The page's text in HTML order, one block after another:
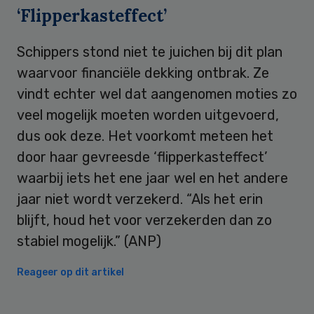
‘Flipperkasteffect’
Schippers stond niet te juichen bij dit plan
waarvoor financiële dekking ontbrak. Ze
vindt echter wel dat aangenomen moties zo
veel mogelijk moeten worden uitgevoerd,
dus ook deze. Het voorkomt meteen het
door haar gevreesde ‘flipperkasteffect’
waarbij iets het ene jaar wel en het andere
jaar niet wordt verzekerd. “Als het erin
blijft, houd het voor verzekerden dan zo
stabiel mogelijk.” (ANP)
Reageer op dit artikel